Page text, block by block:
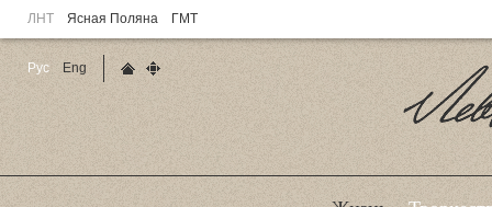
ЛНТ Ясная Поляна ГМТ
Рус
Eng